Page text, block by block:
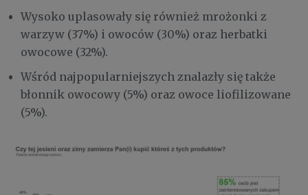
Wysoko uplasowały się również mrożonki z
warzyw (37%) i owoców (30%) oraz herbatki
owocowe (32%).
Wśród najpopularniejszych znalazły się także
błonnik owocowy (5%) oraz owoce liofilizowane
(5%).